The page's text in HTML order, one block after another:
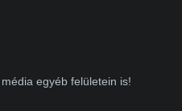
egyéb felületein is!